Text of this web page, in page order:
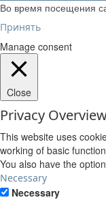
Во время посещения
Принять
Manage consent
Close
Privacy
This website uses
working of basic
You also have the
Necessary
Necessary